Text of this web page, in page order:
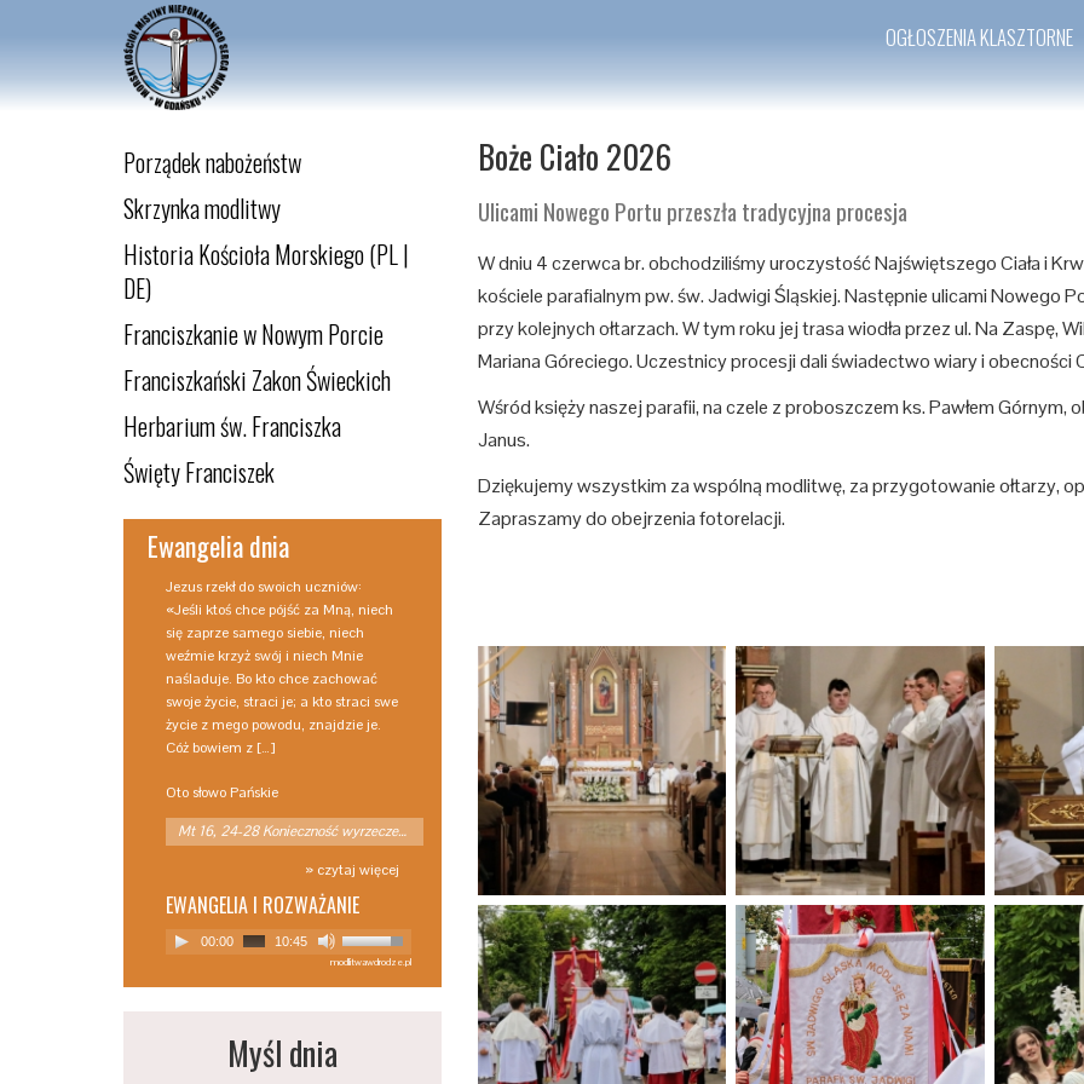
OGŁOSZENIA KLASZTORNE
Porządek nabożeństw
Skrzynka modlitwy
Historia Kościoła Morskiego (PL |
DE)
Franciszkanie w Nowym Porcie
Franciszkański Zakon Świeckich
Herbarium św. Franciszka
Święty Franciszek
Ewangelia dnia
Jezus rzekł do swoich uczniów:
«Jeśli ktoś chce pójść za Mną, niech
się zaprze samego siebie, niech
weźmie krzyż swój i niech Mnie
naśladuje. Bo kto chce zachować
swoje życie, straci je; a kto straci swe
życie z mego powodu, znajdzie je.
Cóż bowiem z […]
Oto słowo Pańskie
Mt 16, 24-28 Konieczność wyrzeczenia
» czytaj więcej
EWANGELIA I ROZWAŻANIE
00:00 10:45
modlitwawdrodze.pl
Myśl dnia
Boże Ciało 2026
Ulicami Nowego Portu przeszła tradycyjna procesja
W dniu 4 czerwca br. obchodziliśmy uroczystość Najświętszego Ciała i
kościele parafialnym pw. św. Jadwigi Śląskiej. Następnie ulicami Nowego
przy kolejnych ołtarzach. W tym roku jej trasa wiodła przez ul. Na Zaspę,
Mariana Góreciego. Uczestnicy procesji dali świadectwo wiary i obecności
Wśród księży naszej parafii, na czele z proboszczem ks. Pawłem Górnym,
Janus.
Dziękujemy wszystkim za wspólną modlitwę, za przygotowanie ołtarzy,
Zapraszamy do obejrzenia fotorelacji.